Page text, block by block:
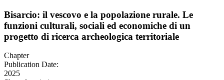
Bisarcio: il vescovo e la popolazione rurale. Le
funzioni culturali, sociali ed economiche di un
progetto di ricerca archeologica territoriale
Chapter
Publication Date:
2025